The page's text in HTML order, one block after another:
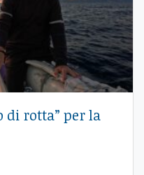
di rotta” per la